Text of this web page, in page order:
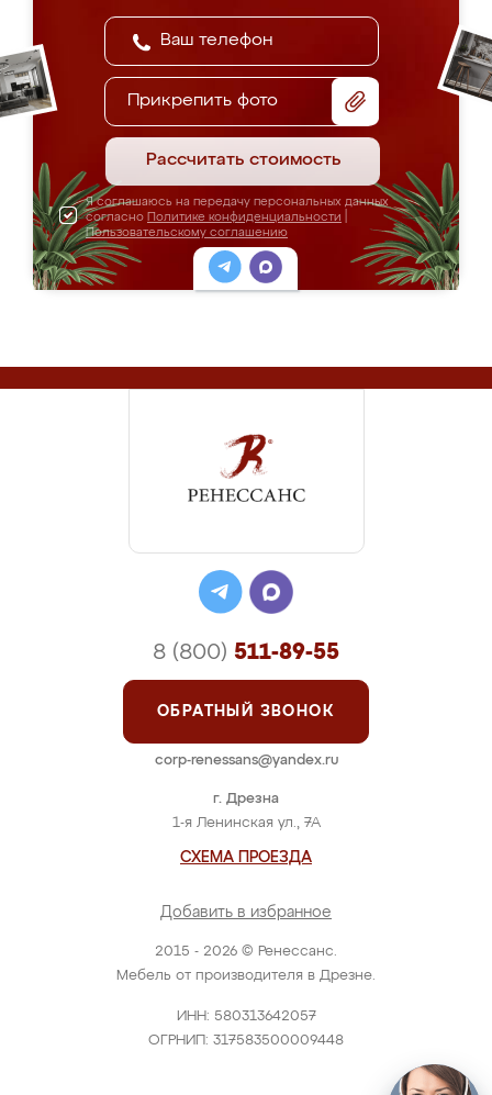
Прикрепить фото
Рассчитать стоимость
Я соглашаюсь на передачу персональных данных
согласно Политике конфиденциальности
Пользовательскому соглашению
2015 - 2026 © Ренессанс.
Мебель от производителя в Дрезне.
ИНН: 580313642057
ОГРНИП: 317583500009448
г. Дрезна
1-я Ленинская ул., 7А
СХЕМА ПРОЕЗДА
Добавить в избранное
8 (800) 511-89-55
ОБРАТНЫЙ ЗВОНОК
corp-renessans@yandex.ru